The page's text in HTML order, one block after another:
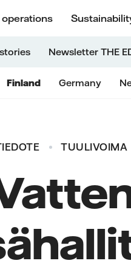
operations
Newsletter THE
Finland Germany
TUULIVOIMA